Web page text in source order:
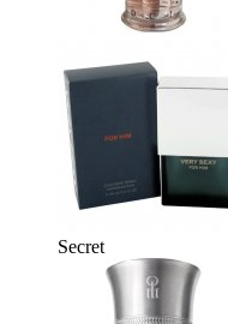
Secret